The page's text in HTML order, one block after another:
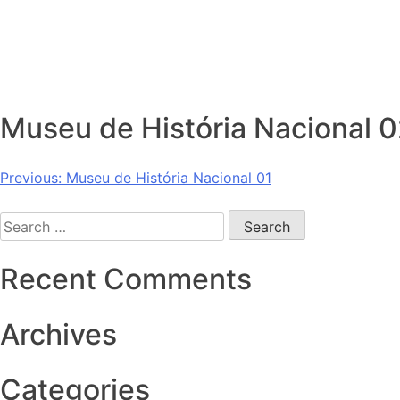
Museu de História Nacional
Post
navigation
Previous: Museu de História Nacional 01
Search
for:
Recent Comments
Archives
Categories